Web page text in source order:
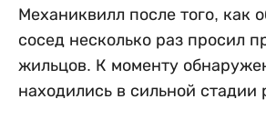
Механиквилл после того, как
сосед несколько раз просил
жильцов. К моменту
находились в сильной стадии